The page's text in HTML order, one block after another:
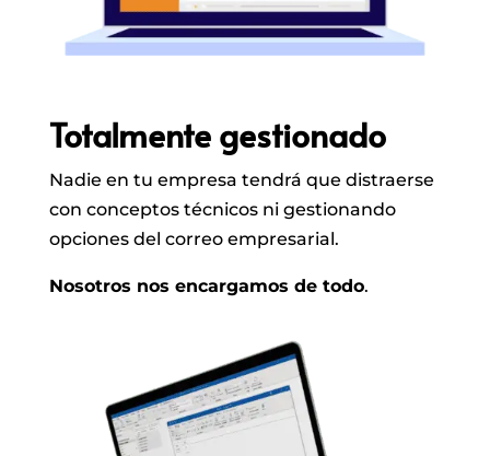
Totalmente gestionado
Nadie en tu empresa tendrá que distraerse
con conceptos técnicos ni gestionando
opciones del correo empresarial.
Nosotros nos encargamos de todo.